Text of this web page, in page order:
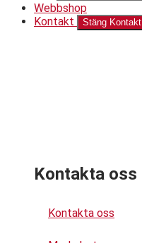
Webbshop
Kontakt
Stäng Kontakt
Kontakta oss
Kontakta oss